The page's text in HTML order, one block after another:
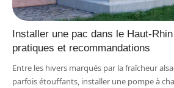
Installer une pac dans le Haut-
pratiques et recommandations
Entre les hivers marqués par la fraîcheur
parfois étouffants, installer une pompe à